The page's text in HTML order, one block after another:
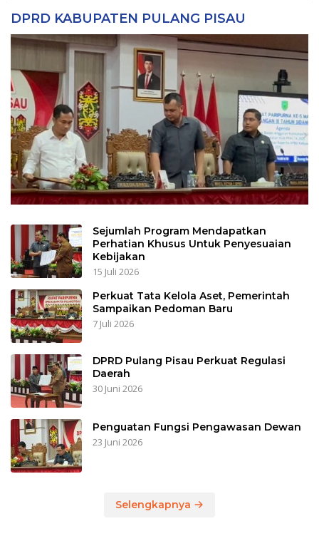
DPRD KABUPATEN PULANG PISAU
Sejumlah Program Mendapatkan
Perhatian Khusus Untuk Penyesuaian
Kebijakan
15 Juli 2026
Perkuat Tata Kelola Aset, Pemerintah
Sampaikan Pedoman Baru
7 Juli 2026
DPRD Pulang Pisau Perkuat Regulasi
Daerah
30 Juni 2026
Penguatan Fungsi Pengawasan Dewan
23 Juni 2026
Selengkapnya